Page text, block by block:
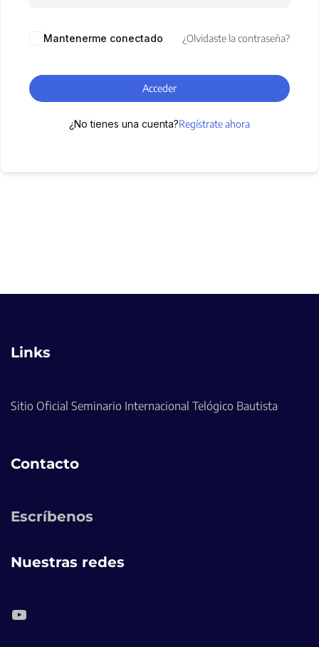
Mantenerme conectado ¿Olvidaste la contraseña?
Acceder
¿No tienes una cuenta?Regístrate ahora
Links
Sitio Oficial Seminario Internacional Telógico Bautista
Contacto
Escríbenos
Nuestras redes
YouTube